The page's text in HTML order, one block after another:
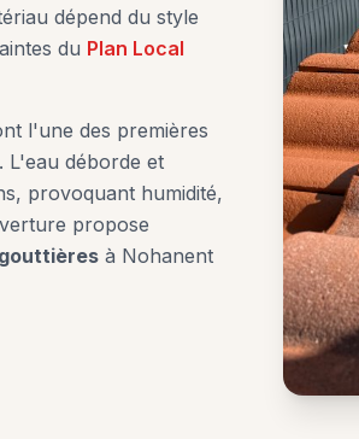
dépend du style
du Plan Local
l'une des premières
L'eau déborde et
provoquant humidité,
propose
à Nohanent